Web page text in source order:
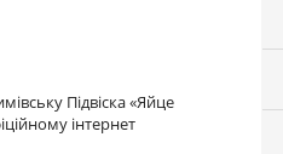
Підвіска «Яйце
інтернет